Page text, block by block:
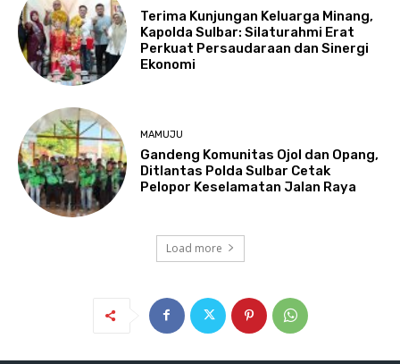
Terima Kunjungan Keluarga Minang,
Kapolda Sulbar: Silaturahmi Erat
Perkuat Persaudaraan dan Sinergi
Ekonomi
MAMUJU
Gandeng Komunitas Ojol dan Opang,
Ditlantas Polda Sulbar Cetak
Pelopor Keselamatan Jalan Raya
Load more